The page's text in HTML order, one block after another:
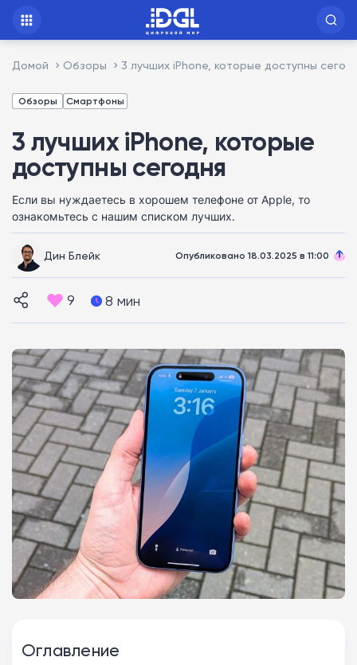
Домой Обзоры 3 лучших iPhone, которые доступны
Обзоры Смартфоны
3 лучших iPhone, которые
доступны сегодня
Если вы нуждаетесь в хорошем телефоне от Apple, то
ознакомьтесь с нашим списком лучших.
Дин Блейк Опубликовано 18.03.2025 в 11:00
9 8 мин
Оглавление